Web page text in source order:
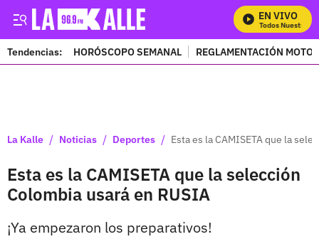
EN VIVO
Mira Todos Nuestros
Tendencias: HORÓSCOPO SEMANAL REGLAMENTACIÓN
La Kalle / Noticias / Deportes / Esta es la CAMISETA que la
Esta es la CAMISETA que la selección
Colombia usará en RUSIA
¡Ya empezaron los preparativos!